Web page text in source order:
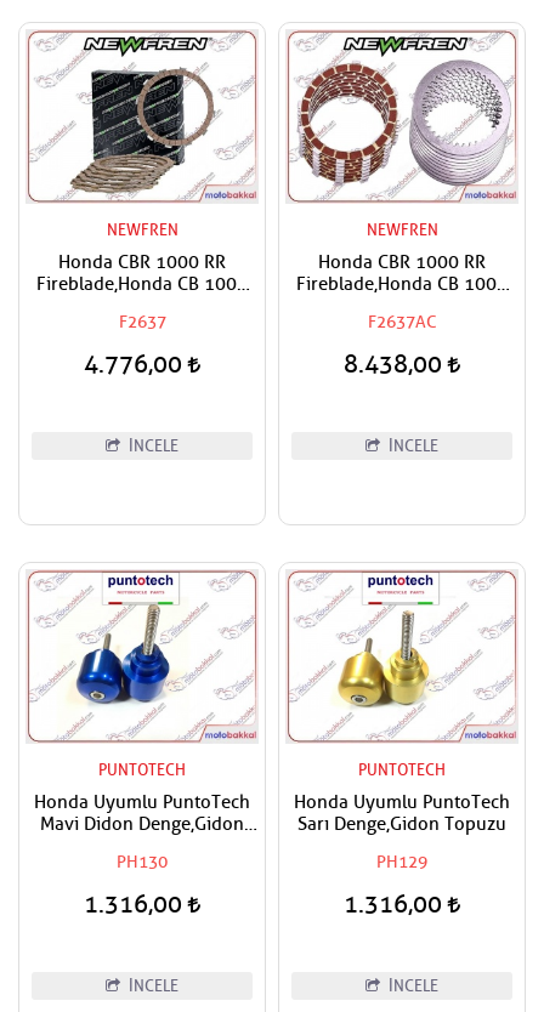
NEWFREN
Honda CBR 1000 RR
Fireblade,Honda CB 1000
Balata Takımı
F2637
4.776,00
İNCELE
NEWFREN
Honda CBR 1000 RR
Fireblade,Honda CB 1000
Ve Sac Balata Takımı
F2637AC
8.438,00
İNCELE
PUNTOTECH
Honda Uyumlu PuntoTech
Mavi Didon Denge,Gidon
PH130
1.316,00
İNCELE
PUNTOTECH
Honda Uyumlu PuntoTech
Sarı Denge,Gidon Topuzu
PH129
1.316,00
İNCELE